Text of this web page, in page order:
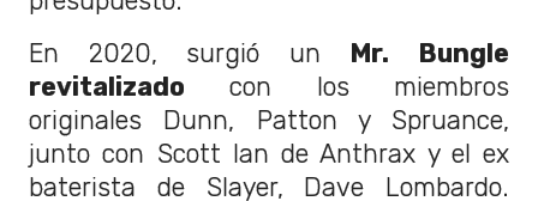
En 2020, surgió un
Mr. Bungle
revitalizado con los miembros
originales Dunn, Patton y Spruance,
junto con Scott Ian de Anthrax y el ex
baterista de Slayer, Dave Lombardo.